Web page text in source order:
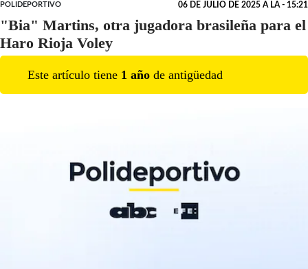
POLIDEPORTIVO 06 DE JULIO DE 2025 A LA - 15:21
"Bia" Martins, otra jugadora brasileña para el
Haro Rioja Voley
Este artículo tiene 1 año de antigüedad